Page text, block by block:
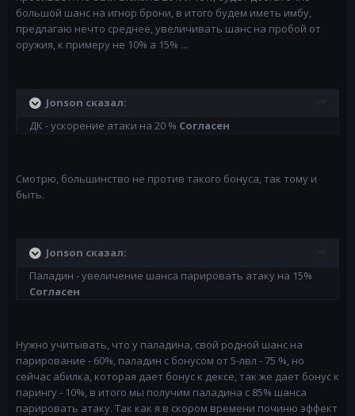
большой шанс на игнор брони, в итого будем иметь имбу,
предлагаю нечто среднее, увеличивать шанс на пробой от
оружия, к примеру не 10% а 15% ...
Jonson сказал:
ДК - ускорение атаки на 20 % Согласен
Смотрю, большинство не против такого бонуса, так тому и
быть.
Jonson сказал:
Паладин - увеличение шанса парировать атаку на 15%
Согласен
Нужно учитывать, что у паладина, свой родной шанс на
парирование - 60%, паладин с бонусом от 5-лвл - 75 %, но
сейчас абилка, которая дает бонус к дексе, так же дает бонус к
парингу - 10%, в итого мы получим паладина с 85% шанса
парировать атаку. Так как я в скором времени починю эффект